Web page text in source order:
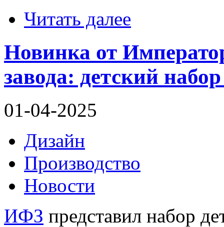
Читать далее
Новинка от
завода: детский
01-04-2025
Дизайн
Производство
Новости
ИФЗ представил набор